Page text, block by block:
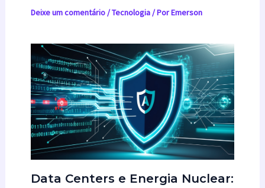
Deixe um comentário/Tecnologia/ PorEmerson
Data Centers e Energia Nuclear: